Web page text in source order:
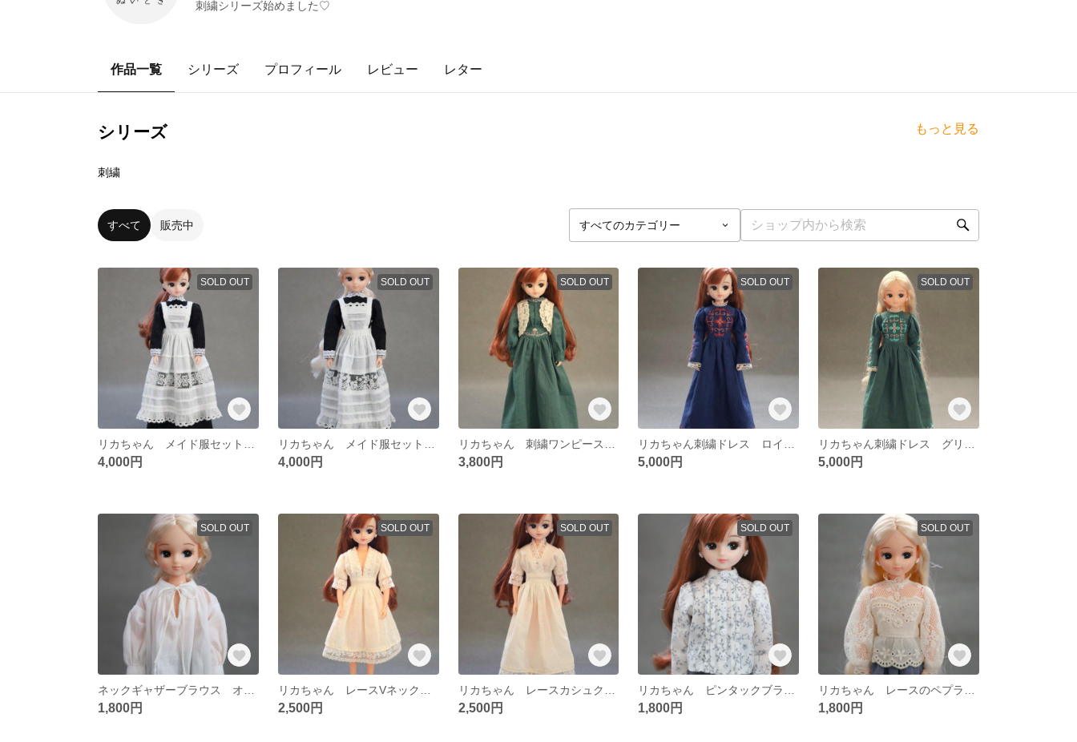
刺繍シリーズ始めました♡
作品一覧 シリーズ プロフィール レビュー レター
シリーズ もっと見る
刺繍
すべて 販売中
SOLD OUT
4,000円
SOLD OUT
4,000円
SOLD OUT
3,800円
SOLD OUT
5,000円
SOLD OUT
5,000円
SOLD OUT
1,800円
SOLD OUT
2,500円
SOLD OUT
2,500円
SOLD OUT
1,800円
SOLD OUT
1,800円